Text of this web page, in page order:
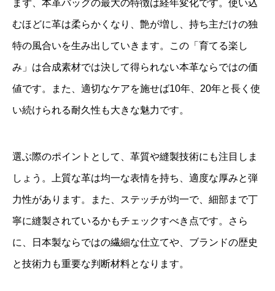
まず、本革バッグの最大の特徴は経年変化です。使い込
むほどに革は柔らかくなり、艶が増し、持ち主だけの独
特の風合いを生み出していきます。この「育てる楽し
み」は合成素材では決して得られない本革ならではの価
値です。また、適切なケアを施せば10年、20年と長く使
い続けられる耐久性も大きな魅力です。
選ぶ際のポイントとして、革質や縫製技術にも注目しま
しょう。上質な革は均一な表情を持ち、適度な厚みと弾
力性があります。また、ステッチが均一で、細部まで丁
寧に縫製されているかもチェックすべき点です。さら
に、日本製ならではの繊細な仕立てや、ブランドの歴史
と技術力も重要な判断材料となります。